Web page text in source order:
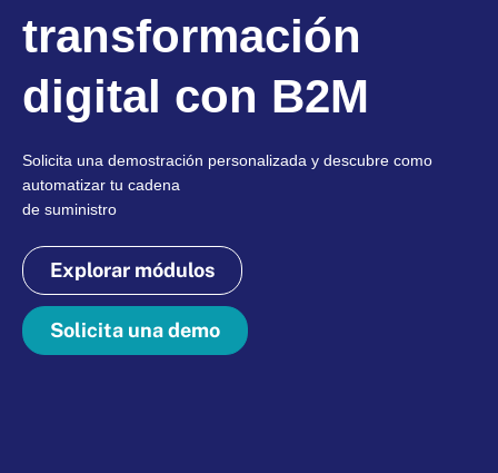
transformación
digital con B2M
Solicita una demostración personalizada y descubre como
automatizar tu cadena
de suministro
Explorar módulos
Solicita una demo